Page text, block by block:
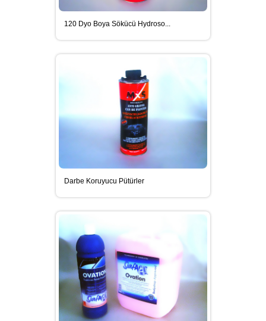
SIKAFLEX KAROSER TAMIRI
YAPIŞTIRICI VE İZOLASYON
MALZEMELERI
İZOLASYON MALZEMELERI
TABANCA EKIPMAN VE
AKSESUARLAR
120 Dyo Boya Sökücü Hydroso...
Darbe Koruyucu Pütürler